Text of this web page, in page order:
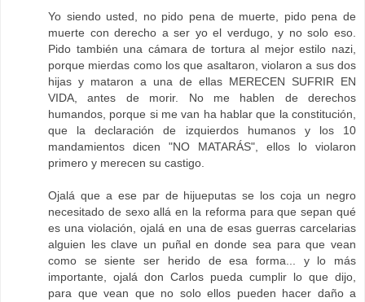
Yo siendo usted, no pido pena de muerte, pido pena de
muerte con derecho a ser yo el verdugo, y no solo eso.
Pido también una cámara de tortura al mejor estilo nazi,
porque mierdas como los que asaltaron, violaron a sus dos
hijas y mataron a una de ellas MERECEN SUFRIR EN
VIDA, antes de morir. No me hablen de derechos
humandos, porque si me van ha hablar que la constitución,
que la declaración de izquierdos humanos y los 10
mandamientos dicen "NO MATARÁS", ellos lo violaron
primero y merecen su castigo.
Ojalá que a ese par de hijueputas se los coja un negro
necesitado de sexo allá en la reforma para que sepan qué
es una violación, ojalá en una de esas guerras carcelarias
alguien les clave un puñal en donde sea para que vean
como se siente ser herido de esa forma... y lo más
importante, ojalá don Carlos pueda cumplir lo que dijo,
para que vean que no solo ellos pueden hacer daño a